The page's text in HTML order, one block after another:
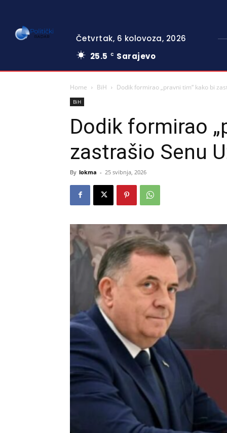
Četvrtak, 6 kolovoza, 2026
25.5
C Sarajevo
Home BiH Dodik formirao „pravni tim“ kako bi
BiH
Dodik formirao
zastrašio Senu
By lokma - 25 svibnja, 2026